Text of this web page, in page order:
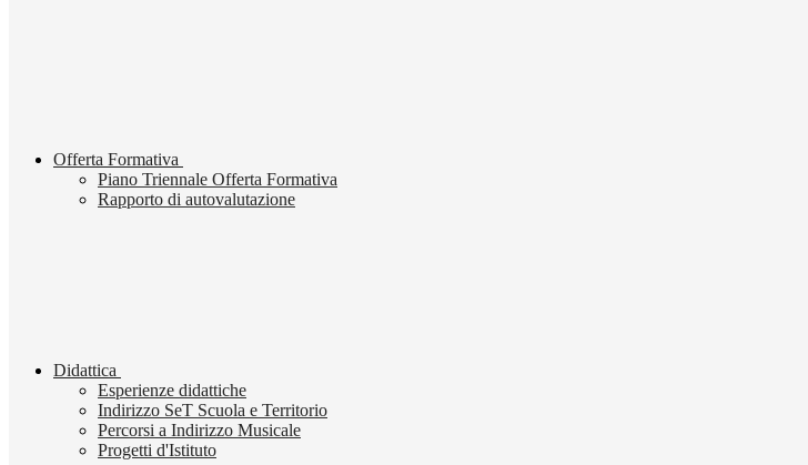
Offerta Formativa
Piano Triennale Offerta Formativa
Rapporto di autovalutazione
Didattica
Esperienze didattiche
Indirizzo SeT Scuola e Territorio
Percorsi a Indirizzo Musicale
Progetti d'Istituto